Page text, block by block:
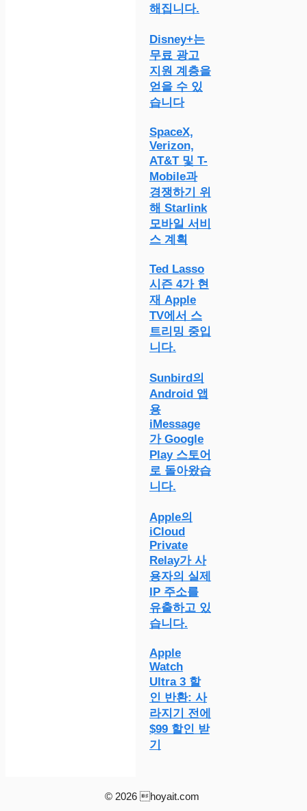
해집니다.
Disney+는
무료 광고
지원 계층을
얻을 수 있
습니다
SpaceX,
Verizon,
AT&T 및 T-
Mobile과
경쟁하기 위
해 Starlink
모바일 서비
스 계획
Ted Lasso
시즌 4가 현
재 Apple
TV에서 스
트리밍 중입
니다.
Sunbird의
Android 앱
용
iMessage
가 Google
Play 스토어
로 돌아왔습
니다.
Apple의
iCloud
Private
Relay가 사
용자의 실제
IP 주소를
유출하고 있
습니다.
Apple
Watch
Ultra 3 할
인 반환: 사
라지기 전에
$99 할인 받
기
© 2026 hoyait.com